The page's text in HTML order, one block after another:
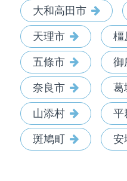
大和高田市
天理市 橿
五條市 御
奈良市 葛
山添村 平
斑鳩町 安